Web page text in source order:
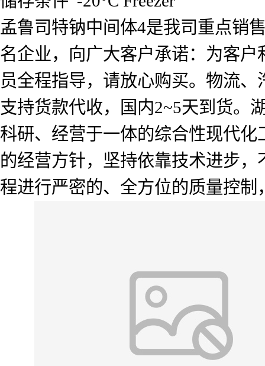
孟鲁司特钠中间体4是我司重点销
名企业，向广大客户承诺：为客
员全程指导，请放心购买。物流
支持货款代收，国内2~5天到货。
科研、经营于一体的综合性现代
的经营方针，坚持依靠技术进步
程进行严密的、全方位的质量控